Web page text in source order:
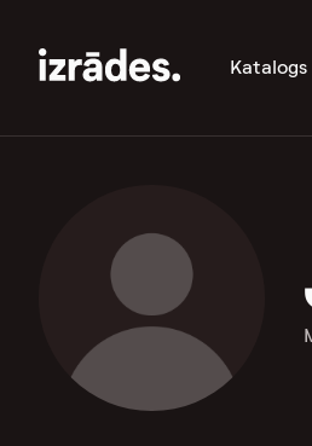
Katalogs